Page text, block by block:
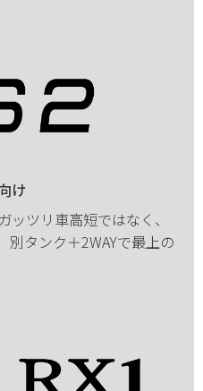
け
ツリ車高短ではなく、
別タンク＋2WAYで最上の